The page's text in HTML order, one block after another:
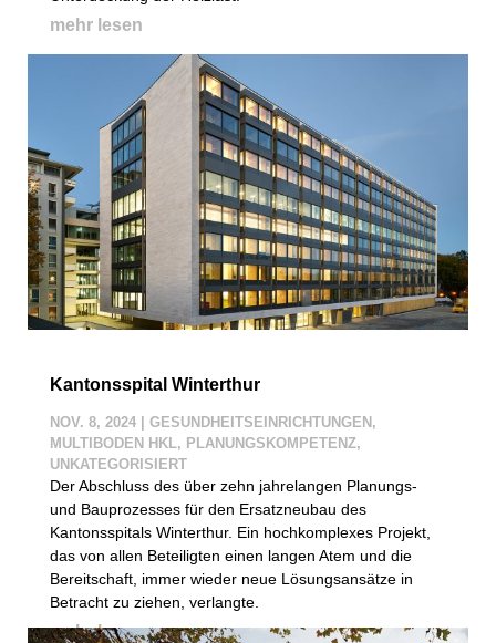
mehr lesen
Kantonsspital Winterthur
NOV. 8, 2024| GESUNDHEITSEINRICHTUNGEN ,
MULTIBODEN HKL, PLANUNGSKOMPETENZ,
UNKATEGORISIERT
Der Abschluss des über zehn jahrelangen Planungs-
und Bauprozesses für den Ersatzneubau des
Kantonsspitals Winterthur. Ein hochkomplexes Projekt,
das von allen Beteiligten einen langen Atem und die
Bereitschaft, immer wieder neue Lösungsansätze in
Betracht zu ziehen, verlangte.
mehr lesen